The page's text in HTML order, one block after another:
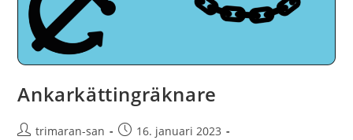
Ankarkättingräknare
trimaran-san
16. januari 2023